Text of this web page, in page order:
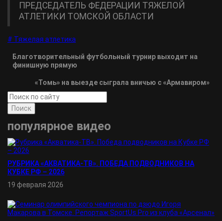
ПРЕДСЕДАТЕЛЬ ФЕДЕРАЦИИ ТЯЖЕЛОЙ
АТЛЕТИКИ ТОМСКОЙ ОБЛАСТИ
# Тяжелая атлетика
Благотворительный футбольный турнир выходит на
финишную прямую
«Томь» на выезде сыграла вничью с «Армавиром»
Поиск
популярное видео
РУБРИКА «АКВАТИКА-TВ». ПОБЕДА ПОДВОДНИКОВ НА
КУБКЕ РФ – 2026
19 февраля 2026